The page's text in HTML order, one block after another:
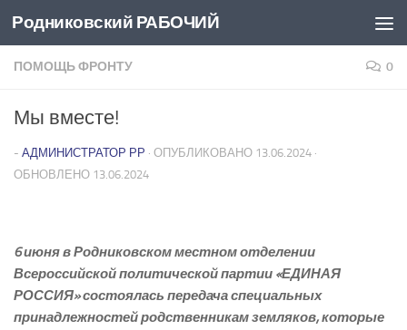
Перейти к содержимому
Родниковский РАБОЧИЙ
ПОМОЩЬ ФРОНТУ 0
Мы вместе!
- АДМИНИСТРАТОР РР · ОПУБЛИКОВАНО 13.06.2024 ·
ОБНОВЛЕНО 13.06.2024
6 июня в Родниковском местном отделении
Всероссийской политической партии «ЕДИНАЯ
РОССИЯ» состоялась передача специальных
принадлежностей родственникам земляков, которые